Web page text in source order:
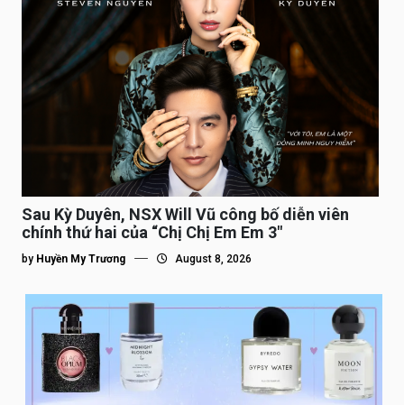
Sau Kỳ Duyên, NSX Will Vũ công bố diễn viên
chính thứ hai của “Chị Chị Em Em 3″
by Huyền My Trương August 8, 2026